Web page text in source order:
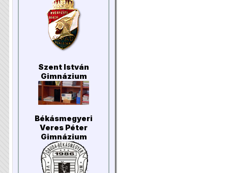
Szent István
Gimnázium
Békásmegyeri
Veres Péter
Gimnázium